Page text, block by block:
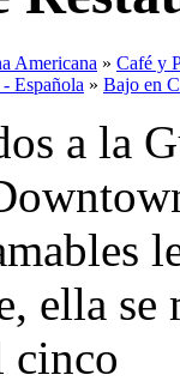
Americana » Café y
Española » Bajo en
a la
ella se
cinco